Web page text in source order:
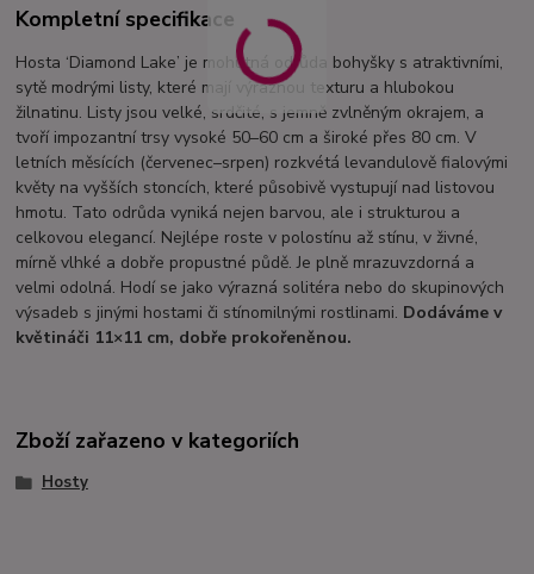
Kompletní specifikace
Hosta ‘Diamond Lake’ je mohutná odrůda bohyšky s atraktivními,
sytě modrými listy, které mají výraznou texturu a hlubokou
žilnatinu. Listy jsou velké, srdčité, s jemně zvlněným okrajem, a
tvoří impozantní trsy vysoké 50–60 cm a široké přes 80 cm. V
letních měsících (červenec–srpen) rozkvétá levandulově fialovými
květy na vyšších stoncích, které působivě vystupují nad listovou
hmotu. Tato odrůda vyniká nejen barvou, ale i strukturou a
celkovou elegancí. Nejlépe roste v polostínu až stínu, v živné,
mírně vlhké a dobře propustné půdě. Je plně mrazuvzdorná a
velmi odolná. Hodí se jako výrazná solitéra nebo do skupinových
výsadeb s jinými hostami či stínomilnými rostlinami. Dodáváme v
květináči 11×11 cm, dobře prokořeněnou.
Zboží zařazeno v kategoriích
Hosty